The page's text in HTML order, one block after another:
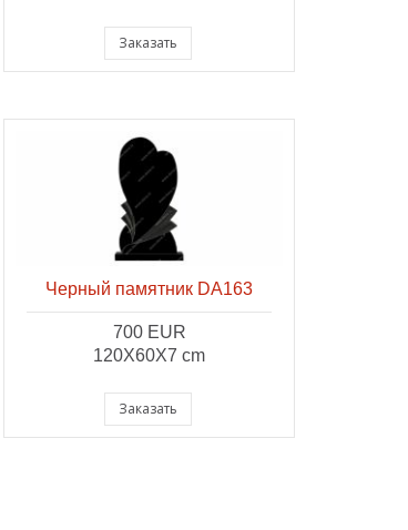
Заказать
Черный памятник DA163
700 EUR
120X60X7 cm
Заказать